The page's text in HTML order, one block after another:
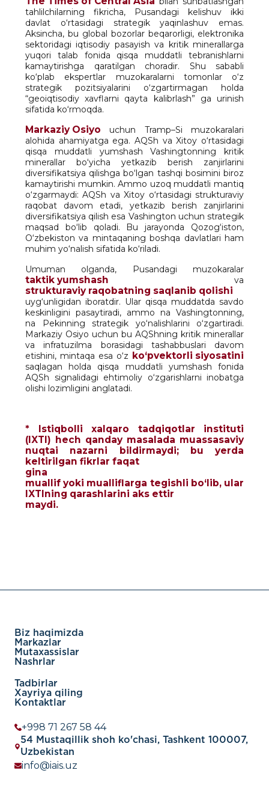
tahlilchilarning fikricha, Pusandagi kelishuv ikki
davlat o‘rtasidagi strategik yaqinlashuv emas.
Aksincha, bu global bozorlar beqarorligi, elektronika
sektoridagi iqtisodiy pasayish va kritik minerallarga
yuqori talab fonida qisqa muddatli tebranishlarni
kamaytirishga qaratilgan choradir. Shu sababli
ko‘plab ekspertlar muzokaralarni tomonlar o‘z
strategik pozitsiyalarini o‘zgartirmagan holda
“geoiqtisodiy xavflarni qayta kalibrlash” ga urinish
sifatida ko‘rmoqda.
Markaziy Osiyo uchun Tramp–Si muzokaralari
alohida ahamiyatga ega. AQSh va Xitoy o‘rtasidagi
qisqa muddatli yumshash Vashingtonning kritik
minerallar bo‘yicha yetkazib berish zanjirlarini
diversifikatsiya qilishga bo‘lgan tashqi bosimini biroz
kamaytirishi mumkin. Ammo uzoq muddatli mantiq
o‘zgarmaydi: AQSh va Xitoy o‘rtasidagi strukturaviy
raqobat davom etadi, yetkazib berish zanjirlarini
diversifikatsiya qilish esa Vashington uchun strategik
maqsad bo‘lib qoladi. Bu jarayonda Qozog‘iston,
O‘zbekiston va mintaqaning boshqa davlatlari ham
muhim yo‘nalish sifatida ko‘riladi.
Umuman olganda, Pusandagi muzokaralar
taktik yumshash va
strukturaviy raqobatning saqlanib qolishi
uyg‘unligidan iboratdir. Ular qisqa muddatda savdo
keskinligini pasaytiradi, ammo na Vashingtonning,
na Pekinning strategik yo‘nalishlarini o‘zgartiradi.
Markaziy Osiyo uchun bu AQShning kritik minerallar
va infratuzilma borasidagi tashabbuslari davom
etishini, mintaqa esa o‘z ko‘pvektorli siyosatini
saqlagan holda qisqa muddatli yumshash fonida
AQSh signalidagi ehtimoliy o‘zgarishlarni inobatga
olishi lozimligini anglatadi.
* Istiqbolli xalqaro tadqiqotlar instituti
(IXTI) hech qanday masalada muassasaviy
nuqtai nazarni bildirmaydi; bu yerda
keltirilgan fikrlar faqat
gina
muallif yoki mualliflarga tegishli bo‘lib, ular
IXTIning qarashlarini aks ettir
maydi.
Biz haqimizda
Markazlar
Mutaxassislar
Nashrlar
Tadbirlar
Xayriya qiling
Kontaktlar
+998 71 267 58 44
54 Mustaqillik shoh ko'chasi, Tashkent 100007,
Uzbekistan
info@iais.uz